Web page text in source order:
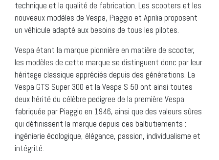
technique et la qualité de fabrication. Les scooters et les
nouveaux modèles de Vespa, Piaggio et Aprilia proposent
un véhicule adapté aux besoins de tous les pilotes.
Vespa étant la marque pionnière en matière de scooter,
les modèles de cette marque se distinguent donc par leur
héritage classique appréciés depuis des générations. La
Vespa GTS Super 300 et la Vespa S 50 ont ainsi toutes
deux hérité du célèbre pedigree de la première Vespa
fabriquée par Piaggio en 1946, ainsi que des valeurs sûres
qui définissent la marque depuis ces balbutiements :
ingénierie écologique, élégance, passion, individualisme et
intégrité.